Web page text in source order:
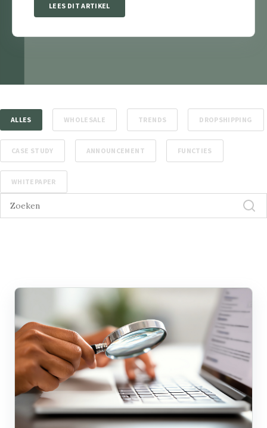
LEES DIT ARTIKEL
ALLES WHOLESALE TRENDS DROPSHIPPING
CASE STUDY ANNOUNCEMENT FUNCTIES
WHITEPAPER